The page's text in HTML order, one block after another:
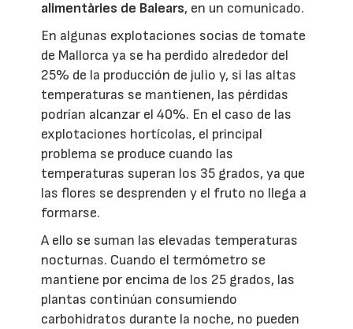
alimentàries de Balears, en un comunicado.
En algunas explotaciones socias de tomate
de Mallorca ya se ha perdido alrededor del
25% de la producción de julio y, si las altas
temperaturas se mantienen, las pérdidas
podrían alcanzar el 40%. En el caso de las
explotaciones hortícolas, el principal
problema se produce cuando las
temperaturas superan los 35 grados, ya que
las flores se desprenden y el fruto no llega a
formarse.
A ello se suman las elevadas temperaturas
nocturnas. Cuando el termómetro se
mantiene por encima de los 25 grados, las
plantas continúan consumiendo
carbohidratos durante la noche, no pueden